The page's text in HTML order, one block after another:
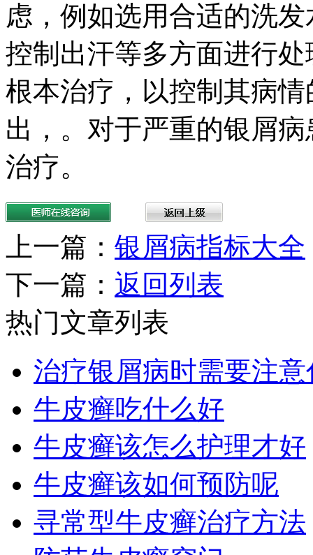
虑，例如选用合适的洗
控制出汗等多方面进行
根本治疗，以控制其病情
出，。对于严重的银屑
治疗。
上一篇： 银屑病指标大全
下一篇： 返回列表
热门文章列表
治疗银屑病时需要注意
牛皮癣吃什么好
牛皮癣该怎么护理才好
牛皮癣该如何预防呢
寻常型牛皮癣治疗方法